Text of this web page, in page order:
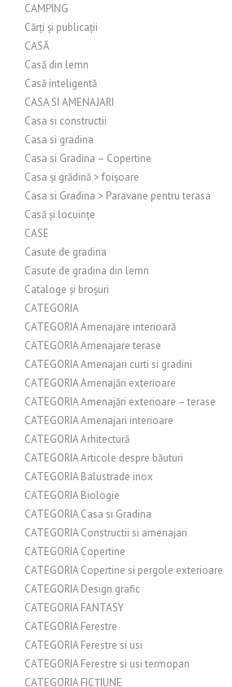
CAMPING
Cărți și publicații
CASĂ
Casă din lemn
Casă inteligentă
CASA SI AMENAJARI
Casa si constructii
Casa si gradina
Casa si Gradina – Copertine
Casa și grădină > foișoare
Casa si Gradina > Paravane pentru terasa
Casă și locuințe
CASE
Casute de gradina
Casute de gradina din lemn
Cataloge și broșuri
CATEGORIA
CATEGORIA Amenajare interioară
CATEGORIA Amenajare terase
CATEGORIA Amenajari curti si gradini
CATEGORIA Amenajări exterioare
CATEGORIA Amenajări exterioare – terase
CATEGORIA Amenajari interioare
CATEGORIA Arhitectură
CATEGORIA Articole despre băuturi
CATEGORIA Balustrade inox
CATEGORIA Biologie
CATEGORIA Casa si Gradina
CATEGORIA Constructii si amenajari
CATEGORIA Copertine
CATEGORIA Copertine si pergole exterioare
CATEGORIA Design grafic
CATEGORIA FANTASY
CATEGORIA Ferestre
CATEGORIA Ferestre si usi
CATEGORIA Ferestre si usi termopan
CATEGORIA FICȚIUNE